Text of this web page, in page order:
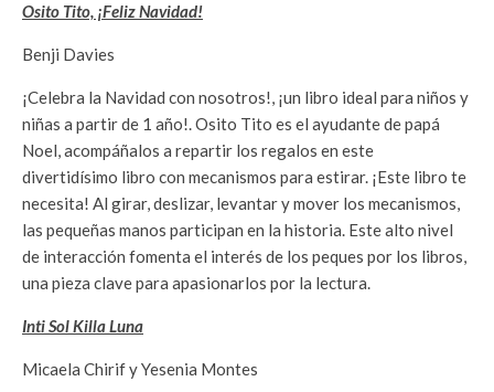
Osito Tito, ¡Feliz Navidad!
Benji Davies
¡Celebra la Navidad con nosotros!, ¡un libro ideal para niños y
niñas a partir de 1 año!. Osito Tito es el ayudante de papá
Noel, acompáñalos a repartir los regalos en este
divertidísimo libro con mecanismos para estirar. ¡Este libro te
necesita! Al girar, deslizar, levantar y mover los mecanismos,
las pequeñas manos participan en la historia. Este alto nivel
de interacción fomenta el interés de los peques por los libros,
una pieza clave para apasionarlos por la lectura.
Inti Sol Killa Luna
Micaela Chirif y Yesenia Montes